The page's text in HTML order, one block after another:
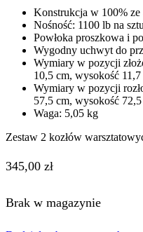
Konstrukcja w 100% ze
Nośność: 1100 lb na
Powłoka proszkowa i
Wygodny uchwyt do
Wymiary w pozycji
10,5 cm, wysokość
Wymiary w pozycji
57,5 cm, wysokość
Waga: 5,05 kg
Zestaw 2 kozłów
345,00 zł
Brak w magazynie